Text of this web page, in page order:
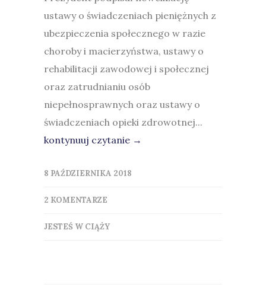
ustawy o świadczeniach pieniężnych z
ubezpieczenia społecznego w razie
choroby i macierzyństwa, ustawy o
rehabilitacji zawodowej i społecznej
oraz zatrudnianiu osób
niepełnosprawnych oraz ustawy o
świadczeniach opieki zdrowotnej...
kontynuuj czytanie →
8 PAŹDZIERNIKA 2018
2 KOMENTARZE
JESTEŚ W CIĄŻY